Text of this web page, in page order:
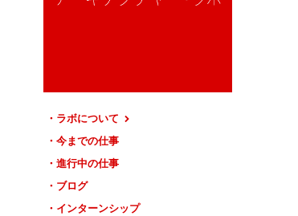
ラボについて
今までの仕事
進行中の仕事
ブログ
インターンシップ